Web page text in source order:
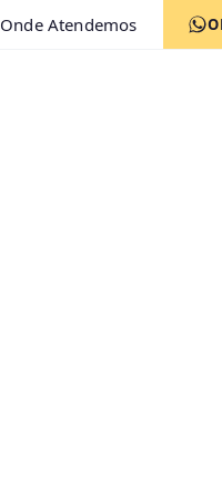
Onde Atendemos